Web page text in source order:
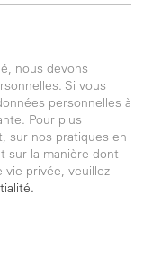
nous devons
Si vous
personnelles à
Pour plus
sur nos pratiques en
sur la manière dont
privée, veuillez